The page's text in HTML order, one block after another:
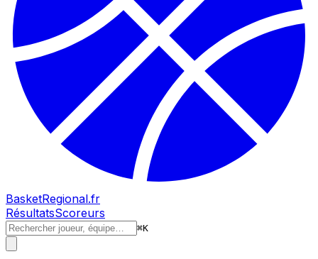
BasketRegional.fr
RésultatsScoreurs
⌘K